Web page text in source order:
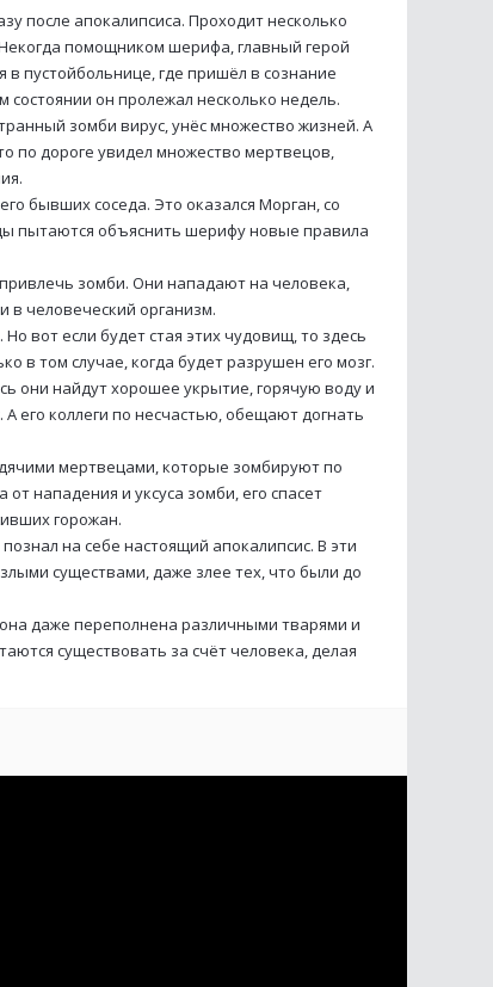
после апокалипсиса. Проходит несколько
помощником шерифа, главный герой
в пустойбольнице, где пришёл в сознание
состоянии он пролежал несколько недель.
зомби вирус, унёс множество жизней. А
по дороге увидел множество мертвецов,
бывших соседа. Это оказался Морган, со
пытаются объяснить шерифу новые правила
зомби. Они нападают на человека,
в человеческий организм.
вот если будет стая этих чудовищ, то здесь
в том случае, когда будет разрушен его мозг.
они найдут хорошее укрытие, горячую воду и
его коллеги по несчастью, обещают догнать
мертвецами, которые зомбируют по
нападения и уксуса зомби, его спасет
горожан.
на себе настоящий апокалипсис. В эти
существами, даже злее тех, что были до
даже переполнена различными тварями и
существовать за счёт человека, делая